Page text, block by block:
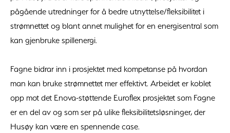
pågående utredninger for å bedre utnyttelse/fleksibilitet i
strømnettet og blant annet mulighet for en energisentral som
kan gjenbruke spillenergi.
Fagne bidrar inn i prosjektet med kompetanse på hvordan
man kan bruke strømnettet mer effektivt. Arbeidet er koblet
opp mot det Enova-støttende Euroflex prosjektet som Fagne
er en del av og som ser på ulike fleksibilitetsløsninger, der
Husøy kan være en spennende case.